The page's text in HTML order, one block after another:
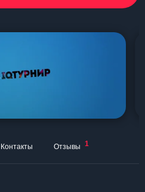
Контакты Отзывы 1